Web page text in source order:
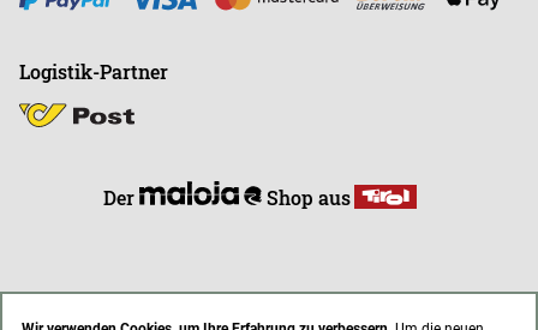
Logistik-Partner
Der Shop aus